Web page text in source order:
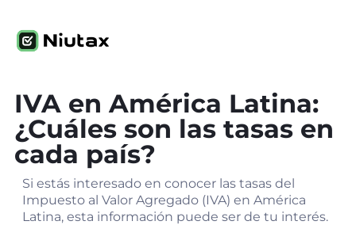
IVA en América Latina:
¿Cuáles son las tasas en
cada país?
Si estás interesado en conocer las tasas del
Impuesto al Valor Agregado (IVA) en América
Latina, esta información puede ser de tu interés.